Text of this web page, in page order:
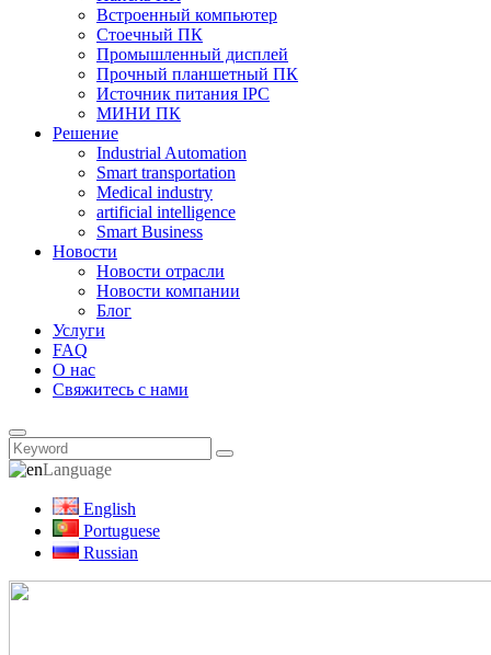
Встроенный компьютер
Стоечный ПК
Промышленный дисплей
Прочный планшетный ПК
Источник питания IPC
МИНИ ПК
Решение
Industrial Automation
Smart transportation
Medical industry
artificial intelligence
Smart Business
Новости
Новости отрасли
Новости компании
Блог
Услуги
FAQ
О нас
Свяжитесь с нами
Language
English
Portuguese
Russian